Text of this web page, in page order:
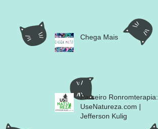
Chega Mais
Parceiro Ronromterapia:
UseNatureza.com |
Jefferson Kulig